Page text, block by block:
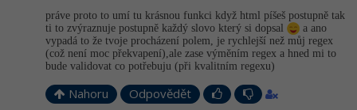
práve proto to umí tu krásnou funkci když html píšeš postupně tak
ti to zvýraznuje postupně každý slovo který si dopsal
a ano
vypadá to že tvoje procházení polem, je rychlejší než můj regex
(což není moc překvapení),ale zase výměním regex a hned mi to
bude validovat co potřebuju (při kvalitním regexu)
Nahoru Odpovědět